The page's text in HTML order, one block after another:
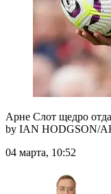
Арне Слот щедро
by IAN HODGSON/
04 марта, 10:52